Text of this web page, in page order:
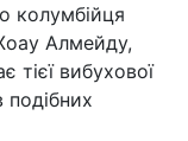
колумбійця
Алмейду,
тієї вибухової